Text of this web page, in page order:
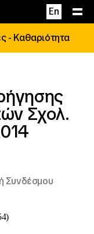
En
- Καθαριότητα
Σχολ.
Συνδέσμου